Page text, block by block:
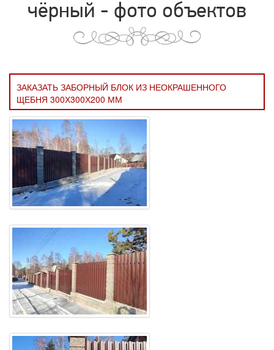
чёрный - фото объектов
ЗАКАЗАТЬ ЗАБОРНЫЙ БЛОК ИЗ НЕОКРАШЕННОГО
ЩЕБНЯ 300Х300Х200 ММ